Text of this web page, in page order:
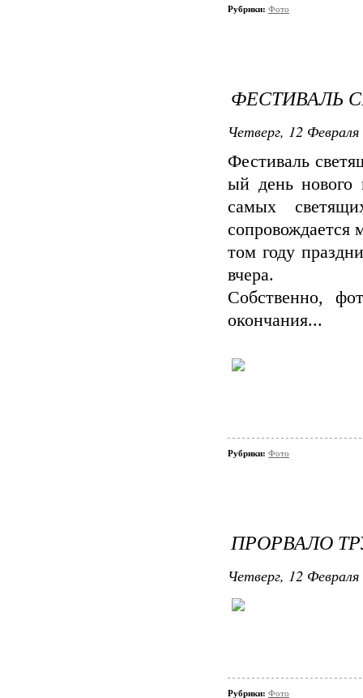
Рубрики: Фото
ФЕСТИВАЛЬ
Четверг, 12
Фестиваль
ый день нового
самых
том году
вчера.
Собственно,
окончания...
Рубрики: Фото
ПРОРВАЛО
Четверг, 12
Рубрики: Фото